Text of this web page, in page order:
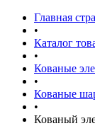
Главная
•
Каталог
•
Кованые
•
Кованые
•
Кованый